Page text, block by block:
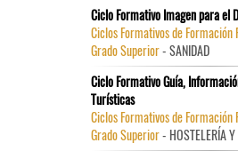
Ciclo Formativo Imagen para el
Ciclos Formativos de Formación
Grado Superior- SANIDAD
Ciclo Formativo Guía,
Turísticas
Ciclos Formativos de Formación
Grado Superior- HOSTELERÍA